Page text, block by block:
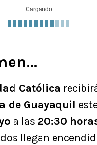
Cargando
Católica
de Guayaquil
a las 20:30
llegan